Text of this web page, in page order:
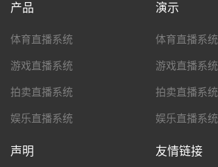
产品
体育直播系统
游戏直播系统
拍卖直播系统
娱乐直播系统
演示
体育直播系统
游戏直播系统
拍卖直播系统
娱乐直播系统
声明 友情链接